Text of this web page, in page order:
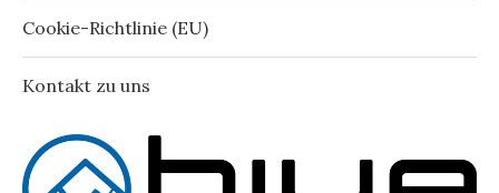
Cookie-Richtlinie (EU)
Kontakt zu uns